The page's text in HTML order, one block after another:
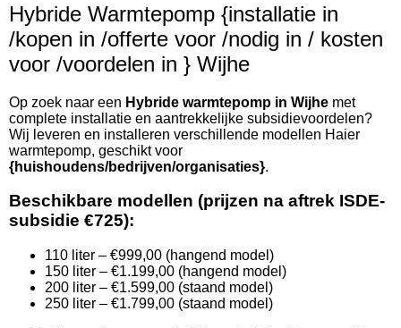
Hybride Warmtepomp {installatie in
/kopen in /offerte voor /nodig in / kosten
voor /voordelen in } Wijhe
Op zoek naar een Hybride warmtepomp in Wijhe met
complete installatie en aantrekkelijke subsidievoordelen?
Wij leveren en installeren verschillende modellen Haier
warmtepomp, geschikt voor
{huishoudens/bedrijven/organisaties}.
Beschikbare modellen (prijzen na aftrek ISDE-
subsidie €725):
110 liter – €999,00 (hangend model)
150 liter – €1.199,00 (hangend model)
200 liter – €1.599,00 (staand model)
250 liter – €1.799,00 (staand model)